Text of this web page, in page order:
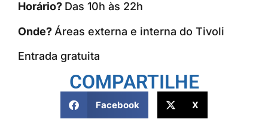
Horário? Das 10h às 22h
Onde? Áreas externa e interna do Tivoli
Entrada gratuita
COMPARTILHE
Facebook X